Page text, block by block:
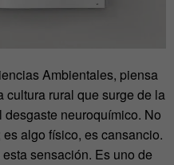
Ambientales, piensa
rural que surge de la
neuroquímico. No
algo físico, es cansancio.
sensación. Es uno de